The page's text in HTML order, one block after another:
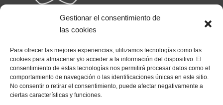
Gestionar el consentimiento de
las cookies
Para ofrecer las mejores experiencias, utilizamos tecnologías como las
cookies para almacenar y/o acceder a la información del dispositivo. El
consentimiento de estas tecnologías nos permitirá procesar datos como el
comportamiento de navegación o las identificaciones únicas en este sitio.
No consentir o retirar el consentimiento, puede afectar negativamente a
ciertas características y funciones.